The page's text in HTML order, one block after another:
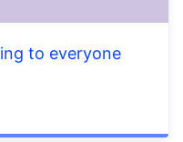
to everyone